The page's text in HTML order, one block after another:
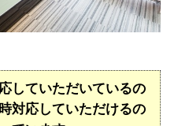
していただいているの
対応していただけるの